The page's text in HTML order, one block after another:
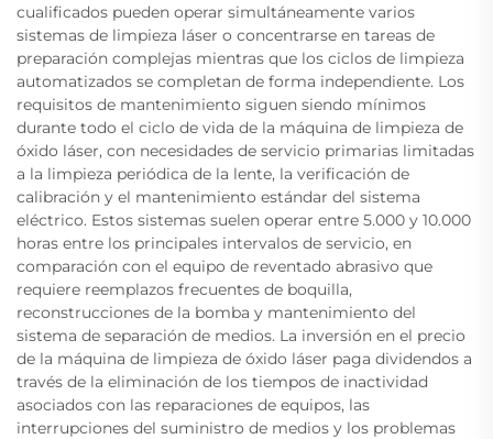
cualificados pueden operar simultáneamente varios
sistemas de limpieza láser o concentrarse en tareas de
preparación complejas mientras que los ciclos de limpieza
automatizados se completan de forma independiente. Los
requisitos de mantenimiento siguen siendo mínimos
durante todo el ciclo de vida de la máquina de limpieza de
óxido láser, con necesidades de servicio primarias limitadas
a la limpieza periódica de la lente, la verificación de
calibración y el mantenimiento estándar del sistema
eléctrico. Estos sistemas suelen operar entre 5.000 y 10.000
horas entre los principales intervalos de servicio, en
comparación con el equipo de reventado abrasivo que
requiere reemplazos frecuentes de boquilla,
reconstrucciones de la bomba y mantenimiento del
sistema de separación de medios. La inversión en el precio
de la máquina de limpieza de óxido láser paga dividendos a
través de la eliminación de los tiempos de inactividad
asociados con las reparaciones de equipos, las
interrupciones del suministro de medios y los problemas